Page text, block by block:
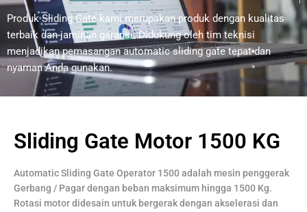
Produk Sliding Gate kami merupakan produk dengan kualitas
terbaik dan jaminan garansi. Didukung oleh tim teknisi
menjadikan pemasangan automatic sliding gate tepat dan
nyaman Anda gunakan.
Sliding Gate Motor 1500 KG
Automatic Sliding Gate Operator 1500 adalah mesin penggerak
Gerbang / Pagar dengan beban maksimum hingga 1500 Kg.
Rotasi motor didesain untuk bergerak dengan akselerasi dan